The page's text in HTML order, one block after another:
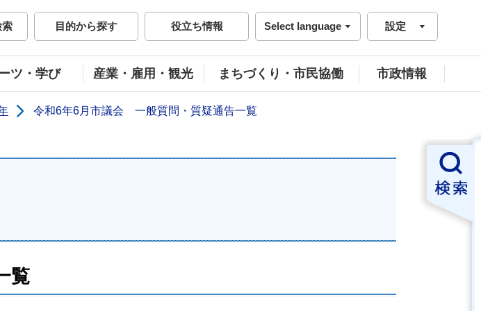
目的から探す 役立ち情報 Select language 設定
ツ・学び 産業・雇用・観光 まちづくり・市民協働 市政情報
令和6年6月市議会 一般質問・質疑通告一覧
覧